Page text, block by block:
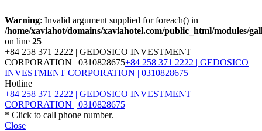
Warning: Invalid argument supplied for foreach() in
/home/xaviahot/domains/xaviahotel.com/public_html/modules/
on line 25
+84 258 371 2222 | GEDOSICO INVESTMENT
CORPORATION | 0310828675+84 258 371 2222 | GEDOSICO
INVESTMENT CORPORATION | 0310828675
Hotline
+84 258 371 2222 | GEDOSICO INVESTMENT
CORPORATION | 0310828675
* Click to call phone number.
Close